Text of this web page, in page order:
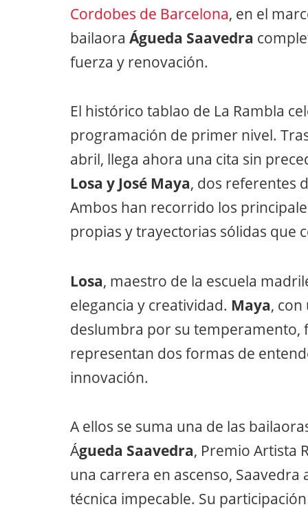
Cordobes de Barcelona, en el
bailaora Águeda Saavedra
fuerza y renovación.
El histórico tablao de La Rambla
programación de primer nivel.
abril, llega ahora una cita sin
Losa y José Maya, dos referentes
Ambos han recorrido los
propias y trayectorias sólidas que
Losa, maestro de la escuela
elegancia y creatividad. Maya,
deslumbra por su temperamento,
representan dos formas de
innovación.
A ellos se suma una de las
Águeda Saavedra, Premio Artista
una carrera en ascenso,
técnica impecable. Su